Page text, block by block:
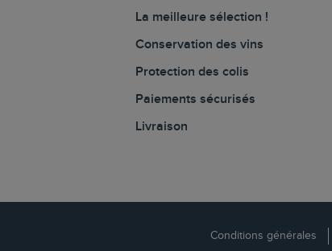
La meilleure sélection !
Conservation des vins
Protection des colis
Paiements sécurisés
Livraison
Conditions générales